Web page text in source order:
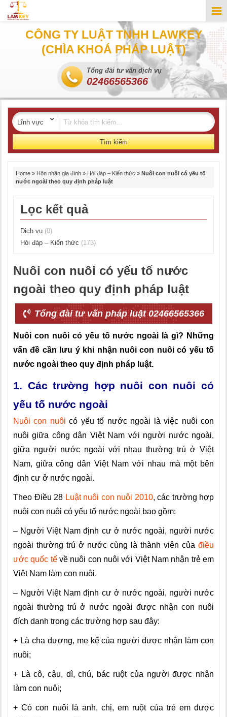
CÔNG TY LUẬT TNHH LAWKEY
(CHÌA KHOÁ PHÁP LUẬT)
Tổng đài tư vấn dịch vụ
02466565366
Tìm kiếm
Home » Hôn nhân gia đình » Hỏi đáp – Kiến thức » Nuôi con nuôi có yếu tố
nước ngoài theo quy định pháp luật
Lọc kết quả
Dịch vụ (0)
Hỏi đáp – Kiến thức (173)
Nuôi con nuôi có yếu tố nước
ngoài theo quy định pháp luật
Tổng đài tư vấn pháp luật 02466565366
Nuôi con nuôi có yếu tố nước ngoài là gì? Những
vấn đề cần lưu ý khi nhận nuôi con nuôi có yếu tố
nước ngoài theo quy định pháp luật.
1. Các trường hợp nuôi con nuôi có
yếu tố nước ngoài
Nuôi con nuôi có yếu tố nước ngoài là việc nuôi con
nuôi giữa công dân Việt Nam với người nước ngoài,
giữa người nước ngoài với nhau thường trú ở Việt
Nam, giữa công dân Việt Nam với nhau mà một bên
định cư ở nước ngoài.
Theo Điều 28 Luật nuôi con nuôi 2010, các trường hợp
nuôi con nuôi có yếu tố nước ngoài bao gồm:
– Người Việt Nam định cư ở nước ngoài, người nước
ngoài thường trú ở nước cùng là thành viên của điều
ước quốc tếvề nuôi con nuôi với Việt Nam nhận trẻ em
Việt Nam làm con nuôi.
– Người Việt Nam định cư ở nước ngoài, người nước
ngoài thường trú ở nước ngoài được nhận con nuôi
đích danh trong các trường hợp sau đây:
+ Là cha dượng, mẹ kế của người được nhận làm con
nuôi;
+ Là cô, cậu, dì, chú, bác ruột của người được nhận
làm con nuôi;
+ Có con nuôi là anh, chị, em ruột của trẻ em được